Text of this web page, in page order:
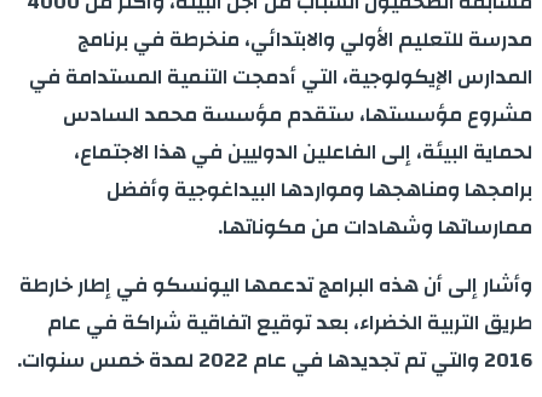
مدرسة للتعليم الأولي والابتدائي، منخرطة في برنامج
المدارس الإيكولوجية، التي أدمجت التنمية المستدامة في
مشروع مؤسستها، ستقدم مؤسسة محمد السادس
لحماية البيئة، إلى الفاعلين الدوليين في هذا الاجتماع،
برامجها ومناهجها ومواردها البيداغوجية وأفضل
ممارساتها وشهادات من مكوناتها.
وأشار إلى أن هذه البرامج تدعمها اليونسكو في إطار خارطة
طريق التربية الخضراء، بعد توقيع اتفاقية شراكة في عام
2016 والتي تم تجديدها في عام 2022 لمدة خمس سنوات.